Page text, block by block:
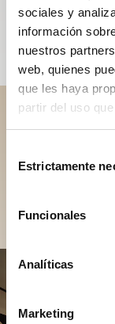
sociales y
información
nuestros
web, quienes
que les haya
partir del uso
Estrictamente
Funcionales
Analíticas
Marketing